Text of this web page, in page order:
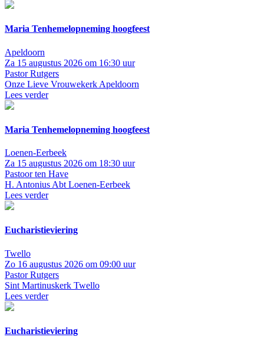
Maria Tenhemelopneming hoogfeest
Apeldoorn
Za 15 augustus 2026 om 16:30 uur
Pastor Rutgers
Onze Lieve Vrouwekerk Apeldoorn
Lees verder
Maria Tenhemelopneming hoogfeest
Loenen-Eerbeek
Za 15 augustus 2026 om 18:30 uur
Pastoor ten Have
H. Antonius Abt Loenen-Eerbeek
Lees verder
Eucharistieviering
Twello
Zo 16 augustus 2026 om 09:00 uur
Pastor Rutgers
Sint Martinuskerk Twello
Lees verder
Eucharistieviering